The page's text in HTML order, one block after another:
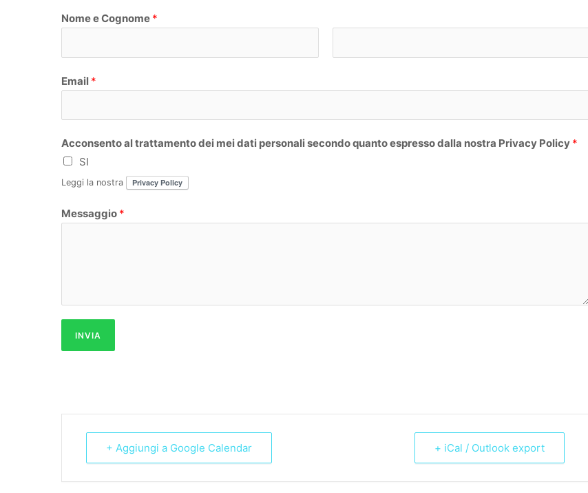
Nome e Cognome *
o
m
Email *
Acconsento al trattamento dei mei dati personali secondo quanto espresso dalla nostra Privacy Policy *
SI
Leggi la nostra Privacy Policy
Messaggio *
INVIA
+ Aggiungi a Google Calendar + iCal / Outlook export